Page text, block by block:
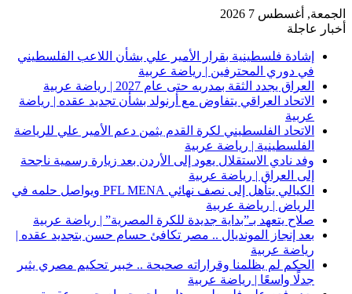
الجمعة, أغسطس 7 2026
أخبار عاجلة
إشادة فلسطينية بقرار الأمير علي بشأن اللاعب الفلسطيني
في دوري المحترفين | رياضة عربية
العراق يجدد الثقة بمدربه حتى عام 2027 | رياضة عربية
الاتحاد العراقي يتفاوض مع أرنولد بشأن تجديد عقده | رياضة
عربية
الاتحاد الفلسطيني لكرة القدم يثمن دعم الأمير علي للرياضة
الفلسطينية | رياضة عربية
وفد نادي الاستقلال يعود إلى الأردن بعد زيارة رسمية ناجحة
إلى العراق | رياضة عربية
الكيالي يتأهل إلى نصف نهائي PFL MENA ويواصل حلمه في
الرياض | رياضة عربية
صلاح يتعهد بـ”بداية جديدة للكرة المصرية” | رياضة عربية
بعد إنجاز المونديال .. مصر تكافئ حسام حسن بتجديد عقده |
رياضة عربية
الحكم لم يظلمنا وقراراته صحيحة .. خبير تحكيم مصري يثير
جدلًا واسعًا | رياضة عربية